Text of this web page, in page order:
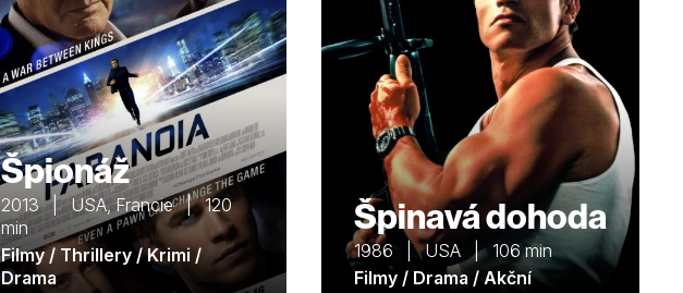
Špionáž
2013 | USA, Francie | 120
min
Filmy / Thrillery / Krimi /
Drama
Špinavá dohoda
1986 | USA | 106 min
Filmy / Drama / Akční